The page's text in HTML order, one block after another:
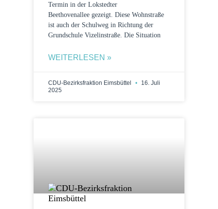
Termin in der Lokstedter
Beethovenallee gezeigt. Diese Wohnstraße
ist auch der Schulweg in Richtung der
Grundschule Vizelinstraße. Die Situation
WEITERLESEN »
CDU-Bezirksfraktion Eimsbüttel
16. Juli
2025